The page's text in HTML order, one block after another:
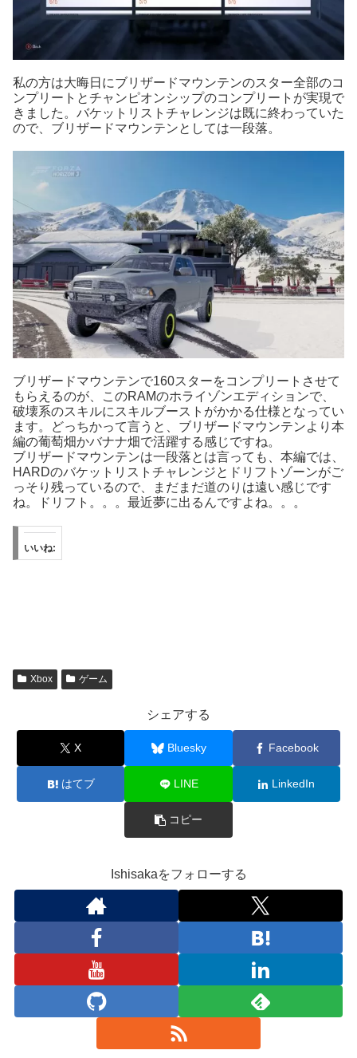
私の方は大晦日にブリザードマウンテンのスター全部のコ
ンプリートとチャンピオンシップのコンプリートが実現で
きました。バケットリストチャレンジは既に終わっていた
ので、ブリザードマウンテンとしては一段落。
ブリザードマウンテンで160スターをコンプリートさせて
もらえるのが、このRAMのホライゾンエディションで、
破壊系のスキルにスキルブーストがかかる仕様となってい
ます。どっちかって言うと、ブリザードマウンテンより本
編の葡萄畑かバナナ畑で活躍する感じですね。
ブリザードマウンテンは一段落とは言っても、本編では、
HARDのバケットリストチャレンジとドリフトゾーンがご
っそり残っているので、まだまだ道のりは遠い感じです
ね。ドリフト。。。最近夢に出るんですよね。。。
いいね:
Xbox ゲーム
シェアする
X Bluesky Facebook
はてブ LINE LinkedIn
コピー
Ishisakaをフォローする